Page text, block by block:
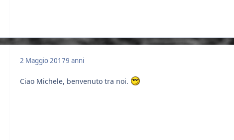
2 Maggio 20179 anni
Ciao Michele, benvenuto tra noi.